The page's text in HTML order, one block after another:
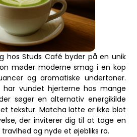
hos Studs Café byder på en unik
møder moderne smag i en kop
og aromatiske undertoner.
vundet hjerterne hos mange
søger en alternativ energikilde
tekstur. Matcha latte er ikke blot
der inviterer dig til at tage en
og nyde et øjebliks ro.